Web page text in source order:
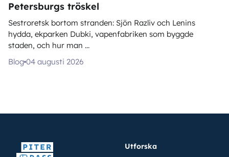
Petersburgs tröskel
Sestroretsk bortom stranden: Sjön Razliv och Lenins
hydda, ekparken Dubki, vapenfabriken som byggde
staden, och hur man ...
Blog 04 augusti 2026
Utforska